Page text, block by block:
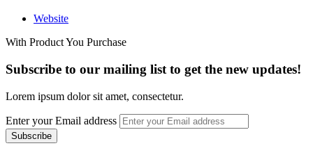
Website
With Product You Purchase
Subscribe to our mailing list to get the new updates!
Lorem ipsum dolor sit amet, consectetur.
Enter your Email address